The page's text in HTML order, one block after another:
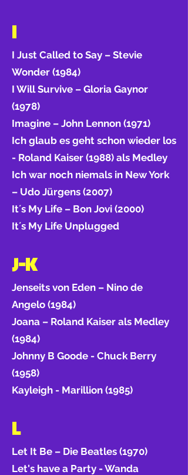
I
I Just Called to Say – Stevie
Wonder (1984)
I Will Survive – Gloria Gaynor
(1978)
Imagine – John Lennon (1971)
Ich glaub es geht schon wieder los
- Roland Kaiser (1988) als Medley
Ich war noch niemals in New York
– Udo Jürgens (2007)
It´s My Life – Bon Jovi (2000)
It´s My Life Unplugged
J-K
Jenseits von Eden – Nino de
Angelo (1984)
Joana – Roland Kaiser als Medley
(1984)
Johnny B Goode - Chuck Berry
(1958)
Kayleigh - Marillion (1985)
L
Let It Be – Die Beatles (1970)
Let's have a Party - Wanda